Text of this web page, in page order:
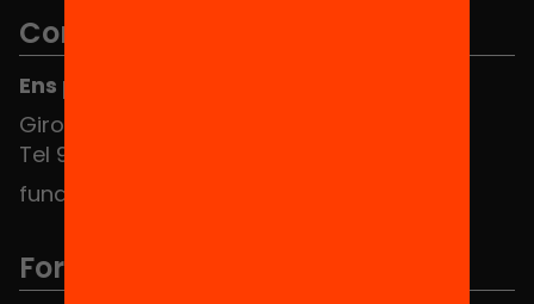
Contacte
Ens pots trobar al Hub Social
Girona 34, interior 08010 Barcelona
Tel 934 588 700
fundacio@equitat.org
Formem part de...